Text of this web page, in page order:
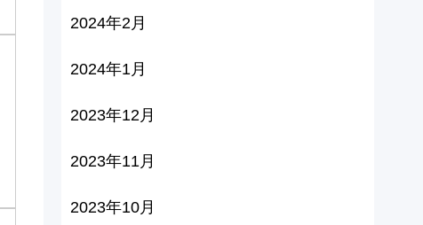
2024年2月
2024年1月
2023年12月
2023年11月
2023年10月